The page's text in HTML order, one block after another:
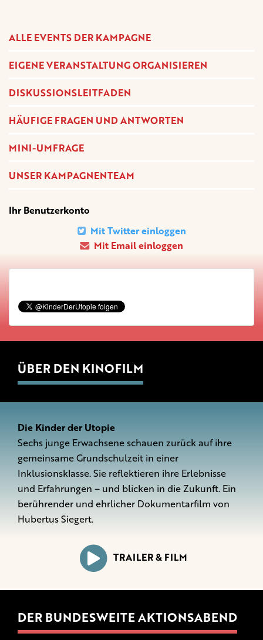
ALLE EVENTS DER KAMPAGNE
EIGENE VERANSTALTUNG ORGANISIEREN
DISKUSSIONSLEITFADEN
HÄUFIGE FRAGEN UND ANTWORTEN
MINI-UMFRAGE
UNSER KAMPAGNENTEAM
Ihr Benutzerkonto
Mit Twitter einloggen
Mit Email einloggen
ÜBER DEN KINOFILM
Die Kinder der Utopie
Sechs junge Erwachsene schauen zurück auf ihre
gemeinsame Grundschulzeit in einer
Inklusionsklasse. Sie reflektieren ihre Erlebnisse
und Erfahrungen – und blicken in die Zukunft. Ein
berührender und ehrlicher Dokumentarfilm von
Hubertus Siegert.
TRAILER & FILM
DER BUNDESWEITE AKTIONSABEND